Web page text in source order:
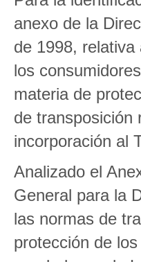
anexo de la
de 1998,
los
materia de
de transposición
incorporación al
Analizado el
General para la
las normas de
protección de